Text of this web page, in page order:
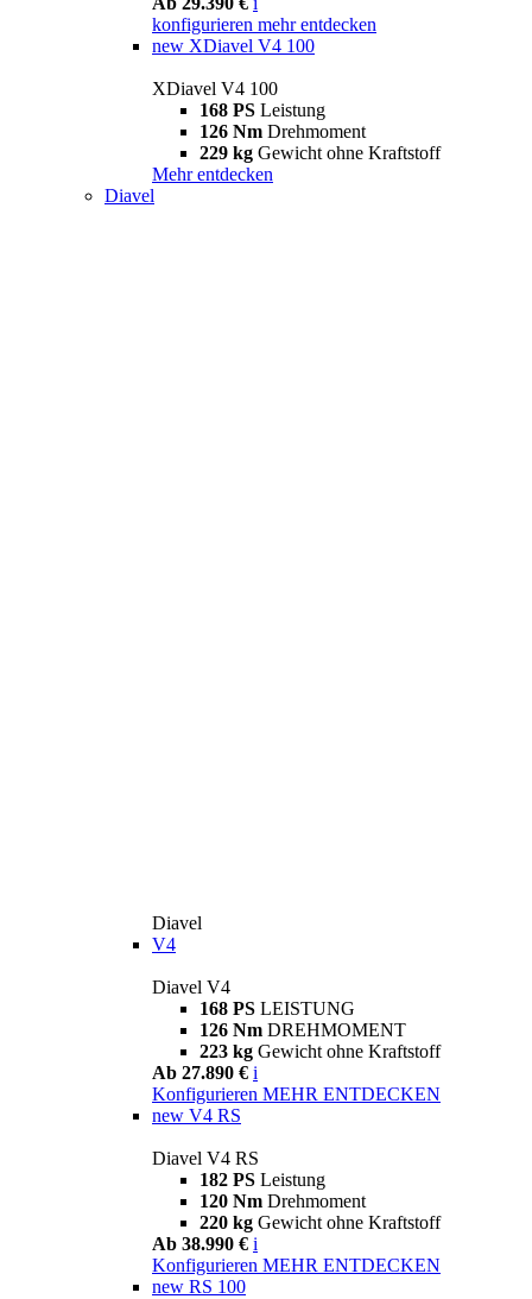
konfigurieren mehr entdecken
new XDiavel V4 100
XDiavel V4 100
168 PS Leistung
126 Nm Drehmoment
229 kg Gewicht ohne Kraftstoff
Mehr entdecken
Diavel
Diavel
V4
Diavel V4
168 PS LEISTUNG
126 Nm DREHMOMENT
223 kg Gewicht ohne Kraftstoff
Ab 27.890 € i
Konfigurieren MEHR ENTDECKEN
new V4 RS
Diavel V4 RS
182 PS Leistung
120 Nm Drehmoment
220 kg Gewicht ohne Kraftstoff
Ab 38.990 € i
Konfigurieren MEHR ENTDECKEN
new RS 100